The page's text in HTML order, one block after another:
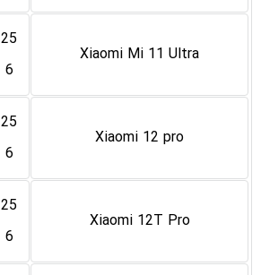
Xiaomi Mi 11 Ultra
25
6
Xiaomi 12 pro
25
6
Xiaomi 12T Pro
25
6